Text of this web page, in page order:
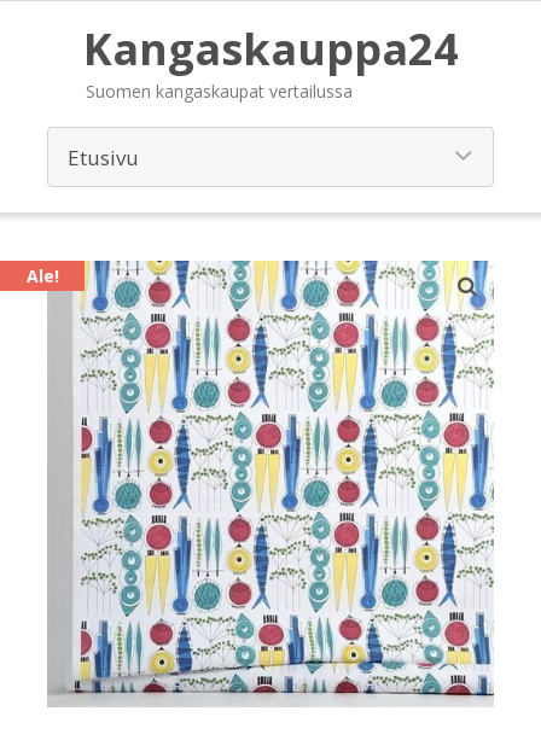
Kangaskauppa24
Suomen kangaskaupat vertailussa
Ale!